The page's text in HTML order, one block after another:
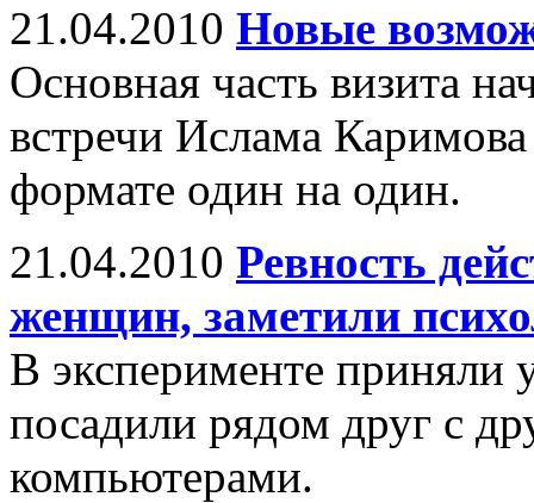
21.04.2010 Новые
Основная часть визита
встречи Ислама
формате один на один.
21.04.2010 Ревность
женщин, заметили
В эксперименте приняли
посадили рядом друг с
компьютерами.